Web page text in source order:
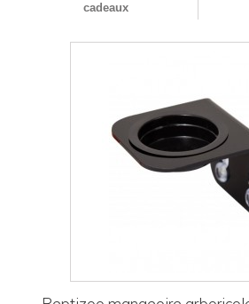
cadeaux